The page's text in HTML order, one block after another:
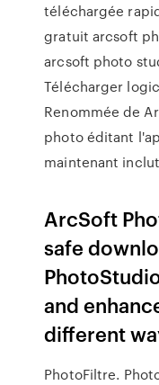
téléchargée
gratuit arcsoft
arcsoft photo
Télécharger
Renommée de
photo éditant
maintenant
ArcSoft
safe
and
different
PhotoFiltre.